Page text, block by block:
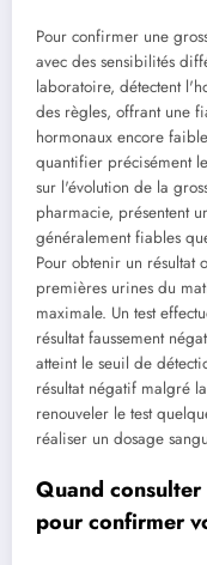
Pour confirmer une
avec des sensibilités
laboratoire, détectent
des règles, offrant une
hormonaux encore
quantifier précisément
sur l'évolution de la
pharmacie, présentent
généralement fiables
Pour obtenir un résultat
premières urines du
maximale. Un test
résultat faussement
atteint le seuil de
résultat négatif malgré
renouveler le test
réaliser un dosage
Quand
pour confirmer